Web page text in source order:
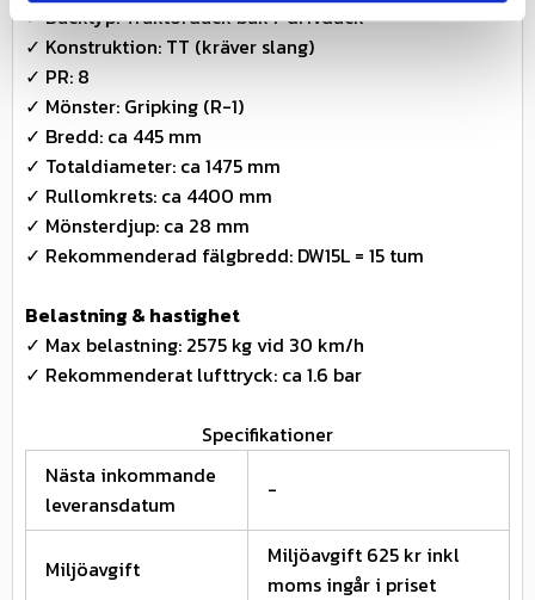
✓ Däcktyp: Traktordäck bak / drivdäck
✓ Konstruktion: TT (kräver slang)
✓ PR: 8
✓ Mönster: Gripking (R-1)
✓ Bredd: ca 445 mm
✓ Totaldiameter: ca 1475 mm
✓ Rullomkrets: ca 4400 mm
✓ Mönsterdjup: ca 28 mm
✓ Rekommenderad fälgbredd: DW15L = 15 tum
Belastning & hastighet
✓ Max belastning: 2575 kg vid 30 km/h
✓ Rekommenderat lufttryck: ca 1.6 bar
Specifikationer
Nästa inkommande
leveransdatum
-
Miljöavgift
Miljöavgift 625 kr inkl
moms ingår i priset